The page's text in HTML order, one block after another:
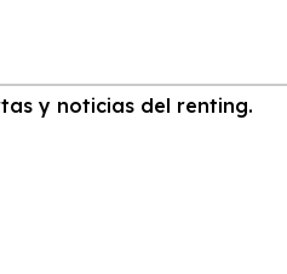
y noticias del renting.